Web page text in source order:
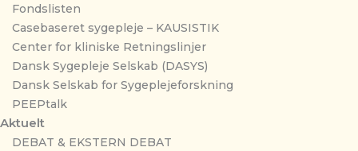
Fondslisten
Casebaseret sygepleje – KAUSISTIK
Center for kliniske Retningslinjer
Dansk Sygepleje Selskab (DASYS)
Dansk Selskab for Sygeplejeforskning
PEEPtalk
Aktuelt
DEBAT & EKSTERN DEBAT